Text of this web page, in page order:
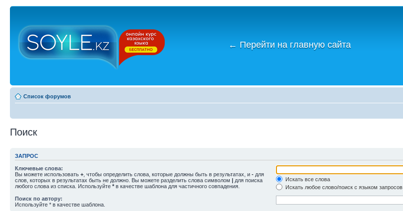
← Перейти на главную сайта
Список форумов
Поиск
ЗАПРОС
Ключевые слова:
Вы можете использовать + , чтобы определить слова, которые должны быть в результатах, и - для
слов, которых в результатах быть не должно. Вы можете разделить слова символом | для поиска
любого слова из списка. Используйте * в качестве шаблона для частичного совпадения.
Искать все слова
Искать любое слово/поиск с языком запросов
Поиск по автору:
Используйте * в качестве шаблона.